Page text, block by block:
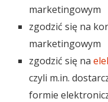
marketingowym
zgodzić się na
marketingowym
zgodzić się na
czyli m.in.
formie